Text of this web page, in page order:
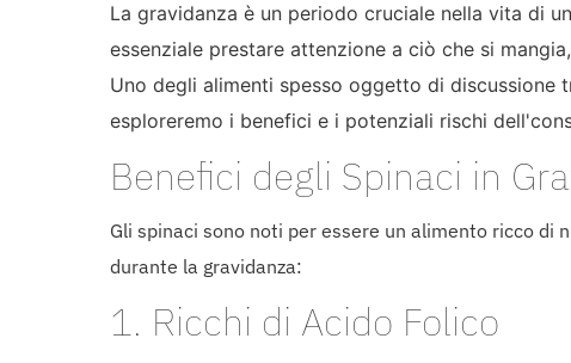
La gravidanza è un periodo cruciale nella vita di
essenziale prestare attenzione a ciò che si
Uno degli alimenti spesso oggetto di discussione
esploreremo i benefici e i potenziali rischi
Benefici degli Spinaci in
Gli spinaci sono noti per essere un alimento ricco di
durante la gravidanza:
1. Ricchi di Acido Folico